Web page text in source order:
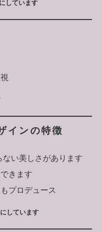
しています
インの特徴
い美しさがあります
きます
プロデュース
しています